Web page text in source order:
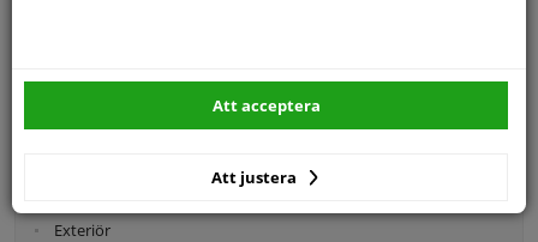
Kategorier:
Exteriör
Att justera
Att acceptera